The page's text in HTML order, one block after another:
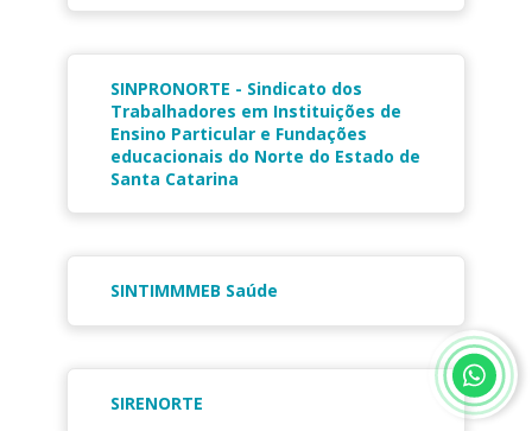
SINPRONORTE - Sindicato dos
Trabalhadores em Instituições de
Ensino Particular e Fundações
educacionais do Norte do Estado de
Santa Catarina
SINTIMMMEB Saúde
SIRENORTE